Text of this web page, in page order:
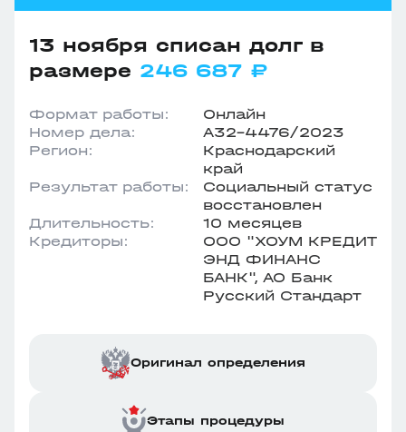
13 ноября списан долг в
размере 246 687 ₽
Формат работы:
Онлайн
Номер дела:
А32-4476/2023
Регион:
Краснодарский
край
Результат работы:
Социальный статус
восстановлен
Длительность:
10 месяцев
Кредиторы:
ООО "ХОУМ КРЕДИТ
ЭНД ФИНАНС
БАНК", АО Банк
Русский Стандарт
Оригинал определения
Этапы процедуры